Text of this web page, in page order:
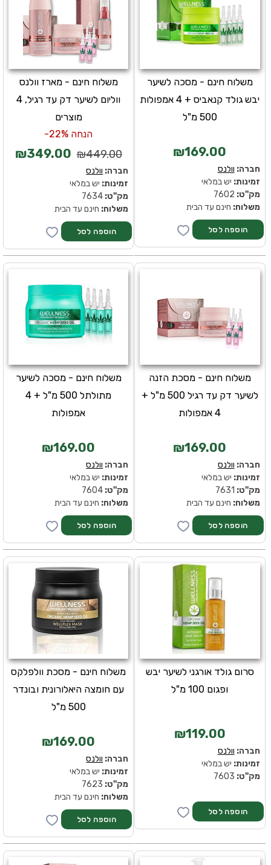
משלוח חינם - מארז וולנס
ווליום לשיער דק עד רגיל, 4
מוצרים
הנחה 22%-
₪449.00
₪349.00
חברה: וולנס
זמינות: יש במלאי
מק''ט:
משלוח: חינם עד הבית
משלוח חינם - מסכה לשיער
יבש גולד קנאביס + 4 אמפולות
500 מ"ל
₪169.00
חברה: וולנס
זמינות: יש במלאי
מק''ט:
משלוח: חינם עד הבית
משלוח חינם - מסכה לשיער
מתולתל 500 מ"ל + 4
אמפולות
₪169.00
חברה: וולנס
זמינות: יש במלאי
מק''ט:
משלוח: חינם עד הבית
משלוח חינם - מסכת הזנה
לשיער דק עד רגיל 500 מ"ל +
4 אמפולות
₪169.00
חברה: וולנס
זמינות: יש במלאי
מק''ט:
משלוח: חינם עד הבית
משלוח חינם - מסכת וולפלקס
עם חומצה היאלורונית ובונדר
500 מ"ל
₪169.00
חברה: וולנס
זמינות: יש במלאי
מק''ט:
משלוח: חינם עד הבית
סרום גולד אורגני לשיער יבש
ופגום 100 מ"ל
₪119.00
חברה: וולנס
זמינות: יש במלאי
מק''ט: